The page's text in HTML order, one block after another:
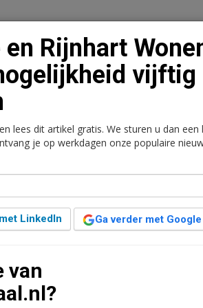
Retail Logistiek Juridisch | Fiscaal
naar
de haalbaarheid
Zoeterwoude. Hiervoor
Rijnhart
vijftig
lees dit artikel gratis. We sturen u dan een
je op werkdagen onze populaire
LinkedIn Ga verder met Google
van